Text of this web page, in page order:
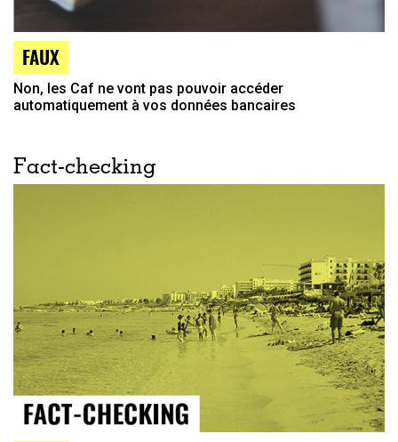
FAUX
Non, les Caf ne vont pas pouvoir accéder
automatiquement à vos données bancaires
Fact-checking